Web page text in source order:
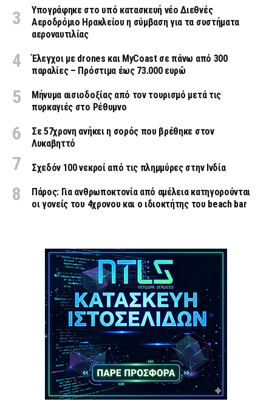
Υπογράφηκε στο υπό κατασκευή νέο Διεθνές
Αεροδρόμιο Ηρακλείου η σύμβαση για τα συστήματα
αεροναυτιλίας
Έλεγχοι με drones και MyCoast σε πάνω από 300
παραλίες – Πρόστιμα έως 73.000 ευρώ
Μήνυμα αισιοδοξίας από τον τουρισμό μετά τις
πυρκαγιές στο Ρέθυμνο
Σε 57χρονη ανήκει η σορός που βρέθηκε στον
Λυκαβηττό
Σχεδόν 100 νεκροί από τις πλημμύρες στην Ινδία
Πάρος: Για ανθρωποκτονία από αμέλεια κατηγορούνται
οι γονείς του 4χρονου και ο ιδιοκτήτης του beach bar